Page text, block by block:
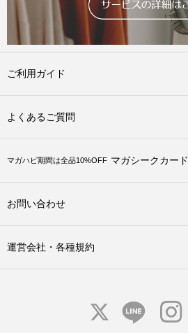
ご利用ガイド
よくあるご質問
マガハピ期間は全品10%OFF マガシークカード
お問い合わせ
運営会社・各種規約